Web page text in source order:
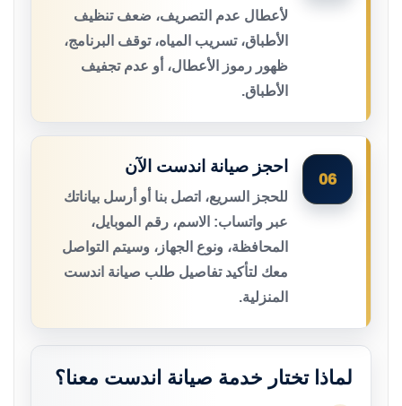
لأعطال عدم التصريف، ضعف تنظيف
الأطباق، تسريب المياه، توقف البرنامج،
ظهور رموز الأعطال، أو عدم تجفيف
الأطباق.
06
احجز صيانة اندست الآن
للحجز السريع، اتصل بنا أو أرسل بياناتك
عبر واتساب: الاسم، رقم الموبايل،
المحافظة، ونوع الجهاز، وسيتم التواصل
معك لتأكيد تفاصيل طلب صيانة اندست
المنزلية.
لماذا تختار خدمة صيانة اندست معنا؟